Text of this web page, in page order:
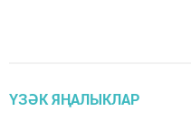
ҮЗӘК ЯҢАЛЫКЛАР